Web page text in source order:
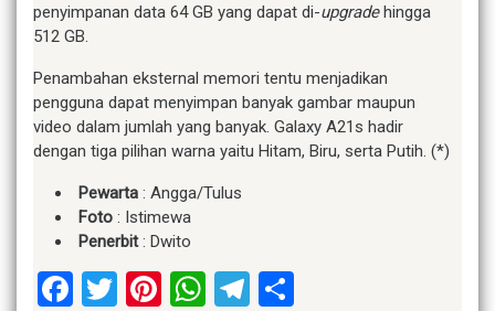
penyimpanan data 64 GB yang dapat di-upgradehingga
512 GB.
Penambahan eksternal memori tentu menjadikan
pengguna dapat menyimpan banyak gambar maupun
video dalam jumlah yang banyak. Galaxy A21s hadir
dengan tiga pilihan warna yaitu Hitam, Biru, serta Putih. (*)
Pewarta : Angga/Tulus
Foto : Istimewa
Penerbit: Dwito
Facebook
Twitter
Pinterest
WhatsApp
Telegram